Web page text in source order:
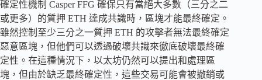
確定性機制 Casper FFG 確保只有當絕大多數（三分之二
或更多）的質押 ETH 達成共識時，區塊才能最終確定。
雖然控制至少三分之一質押 ETH 的攻擊者無法最終確定
惡意區塊，但他們可以透過破壞共識來徹底破壞最終確
定性。在這種情況下，以太坊仍然可以提出和處理區
塊，但由於缺乏最終確定性，這些交易可能會被撤銷或